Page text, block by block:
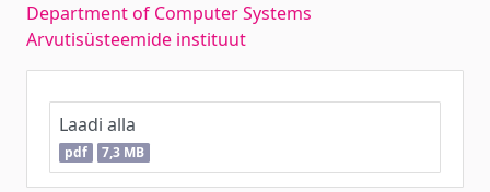
Department of Computer Systems
Arvutisüsteemide instituut
Laadi alla
pdf 7,3 MB